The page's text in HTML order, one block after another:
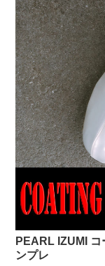
PEARL IZUMI コーティングロングシューズカバー イ
ンプレ